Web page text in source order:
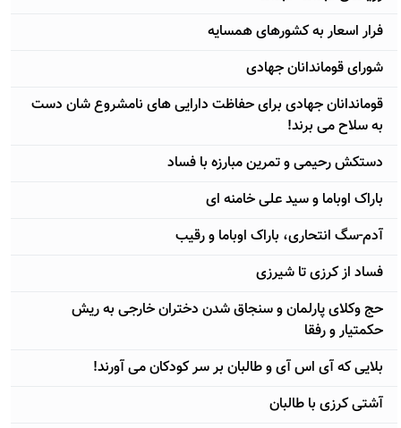
فرار اسعار به کشورهای همسایه
شورای قوماندانان جهادی
قوماندانان جهادی برای حفاظت دارایی های نامشروع شان دست
به سلاح می برند!
دستکش رحیمی و تمرین مبارزه با فساد
باراک اوباما و سید علی خامنه ای
آدم-سگ انتحاری، باراک اوباما و رقیب
فساد از کرزی تا شیرزی
حج وکلای پارلمان و سنجاق شدن دختران خارجی به ریش
حکمتیار و رفقا
بلایی که آی اس آی و طالبان بر سر کودکان می آورند!
آشتی کرزی با طالبان